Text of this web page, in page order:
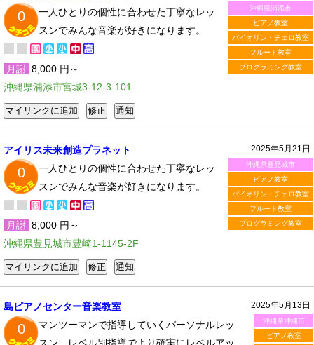
沖縄県浦添市
ピアノ教室
バイオリン・チェロ教室
フルート教室
プログラミング教室
0
一人ひとりの個性に合わせた丁寧なレッ
スンでみんな音楽が好きになります。
月謝 8,000 円～
沖縄県浦添市宮城3-12-3-101
2025年5月21日
沖縄県豊見城市
ピアノ教室
バイオリン・チェロ教室
フルート教室
プログラミング教室
アイリス未来創造プラネット
0
一人ひとりの個性に合わせた丁寧なレッ
スンでみんな音楽が好きになります。
月謝 8,000 円～
沖縄県豊見城市豊崎1-1145-2F
2025年5月13日
沖縄県沖縄市
ピアノ教室
島ピアノセンター音楽教室
0
マンツーマンで指導していくパーソナルレッ